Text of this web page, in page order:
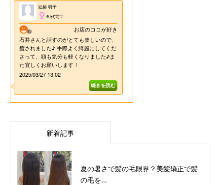
新着記事
夏の暑さで髪の毛限界？美髪矯正で髪
の毛を...